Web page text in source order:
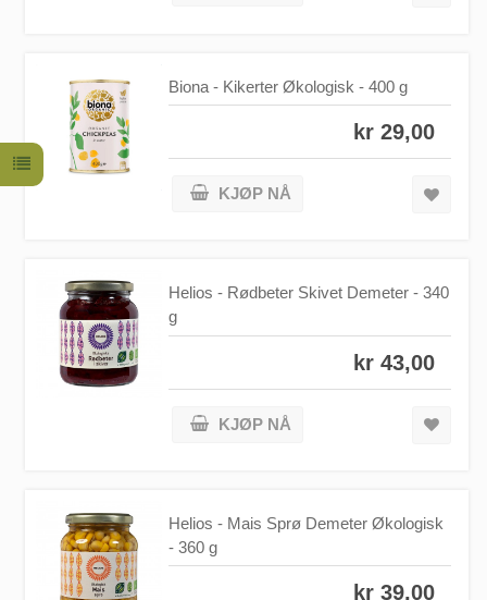
Biona - Kikerter Økologisk - 400 g
kr 29,00
KJØP NÅ
Helios - Rødbeter Skivet Demeter - 340
g
kr 43,00
KJØP NÅ
Helios - Mais Sprø Demeter Økologisk
- 360 g
kr 39,00